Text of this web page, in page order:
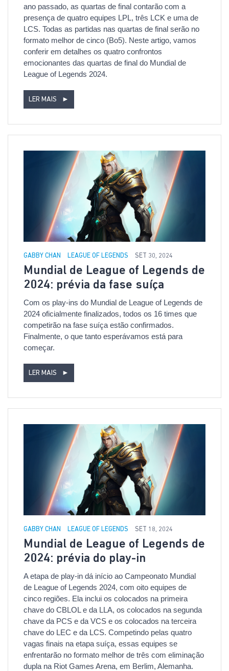
ano passado, as quartas de final contarão com a
presença de quatro equipes LPL, três LCK e uma de
LCS. Todas as partidas nas quartas de final serão no
formato melhor de cinco (Bo5). Neste artigo, vamos
conferir em detalhes os quatro confrontos
emocionantes das quartas de final do Mundial de
League of Legends 2024.
LER MAIS ►
GABBY CHAN LEAGUE OF LEGENDS SET 30, 2024
Mundial de League of Legends de
2024: prévia da fase suíça
Com os play-ins do Mundial de League of Legends de
2024 oficialmente finalizados, todos os 16 times que
competirão na fase suíça estão confirmados.
Finalmente, o que tanto esperávamos está para
começar.
LER MAIS ►
GABBY CHAN LEAGUE OF LEGENDS SET 18, 2024
Mundial de League of Legends de
2024: prévia do play-in
A etapa de play-in dá início ao Campeonato Mundial
de League of Legends 2024, com oito equipes de
cinco regiões. Ela inclui os colocados na primeira
chave do CBLOL e da LLA, os colocados na segunda
chave da PCS e da VCS e os colocados na terceira
chave do LEC e da LCS. Competindo pelas quatro
vagas finais na etapa suíça, essas equipes se
enfrentarão no formato melhor de três com eliminação
dupla na Riot Games Arena, em Berlim, Alemanha.